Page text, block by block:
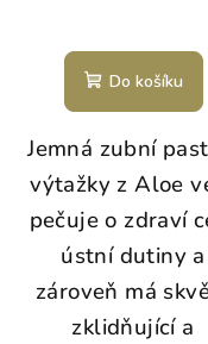
Do košíku
Jemná zubní
výtažky z Aloe
pečuje o zdraví
ústní dutiny a
zároveň má
zklidňující a